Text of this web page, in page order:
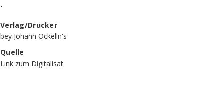
-
Verlag/Drucker
bey Johann Ockelln's
Quelle
Link zum Digitalisat